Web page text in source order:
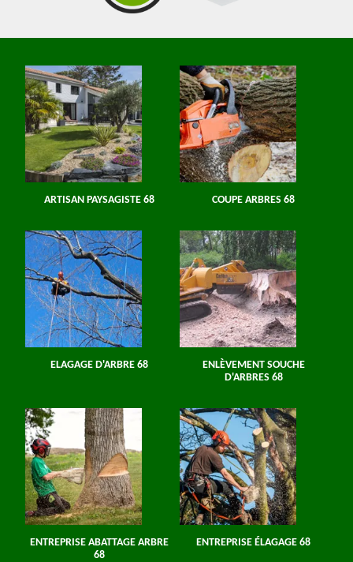
ARTISAN PAYSAGISTE 68 COUPE ARBRES 68
ELAGAGE D'ARBRE 68
ENLÈVEMENT SOUCHE
D'ARBRES 68
ENTREPRISE ABATTAGE ARBRE
68
ENTREPRISE ÉLAGAGE 68